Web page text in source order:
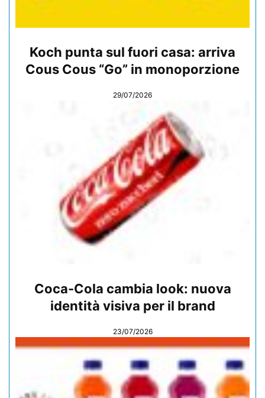
Koch punta sul fuori casa: arriva
Cous Cous “Go” in monoporzione
29/07/2026
Coca-Cola cambia look: nuova
identità visiva per il brand
23/07/2026